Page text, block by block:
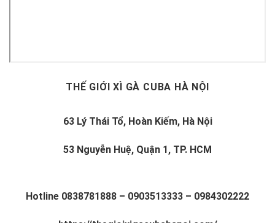
THẾ GIỚI XÌ GÀ CUBA HÀ NỘI
63 Lý Thái Tổ, Hoàn Kiếm, Hà Nội
53 Nguyễn Huệ, Quận 1, TP. HCM
Hotline 0838781888 – 0903513333 – 0984302222